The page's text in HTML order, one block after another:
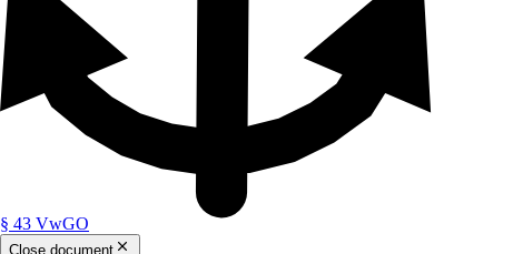
§ 43 VwGO
Close document